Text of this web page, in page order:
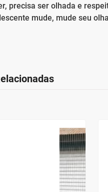
precisa ser olhada e
mude, mude seu